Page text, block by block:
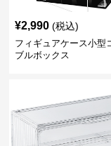
¥2,990 (税込)
フィギュアケース小型
ブルボックス